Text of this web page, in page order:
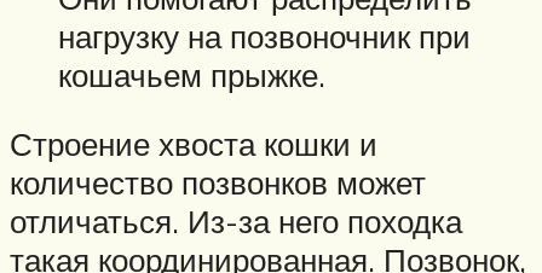
нагрузку на позвоночник при
кошачьем прыжке.
Строение хвоста кошки и
количество позвонков может
отличаться. Из-за него походка
такая координированная. Позвонок,